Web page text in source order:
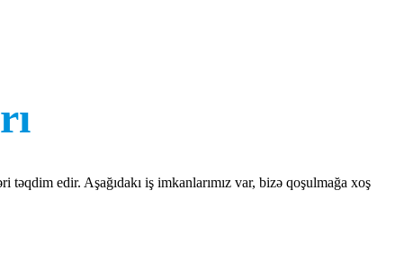
edir. Aşağıdakı iş imkanlarımız var, bizə qoşulmağa xoş